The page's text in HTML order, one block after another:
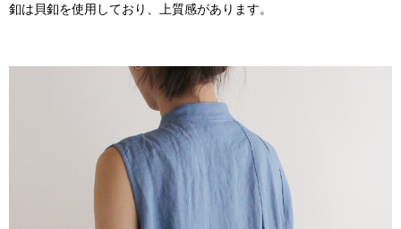
釦は貝釦を使用しており、上質感があります。